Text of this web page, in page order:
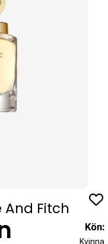
Fitch
Kön:
Kvinna